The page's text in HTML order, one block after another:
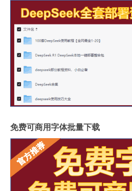
免费可商用字体批量下载